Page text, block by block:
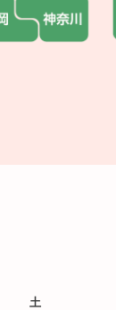
土